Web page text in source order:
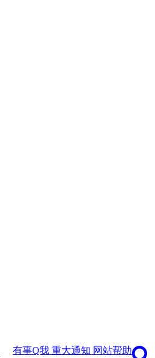
有事Q我 重大通知 网站帮助